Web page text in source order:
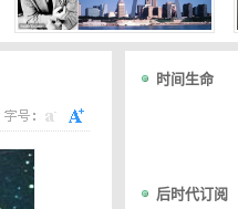
时间生命
后时代订阅